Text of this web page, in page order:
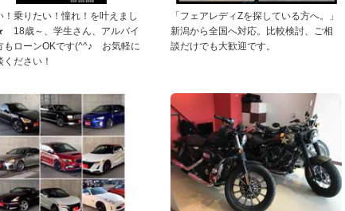
！乗りたい！憧れ！を叶えまし
18歳～、学生さん、アルバイ
もローンOKです(^^♪ お気軽に
ください！
「フェアレディZを探している方へ。」
新潟から全国へ対応。比較検討、ご相
談だけでも大歓迎です。